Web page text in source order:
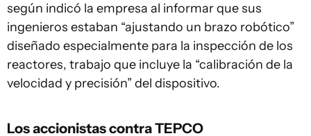
según indicó la empresa al informar que sus
ingenieros estaban “ajustando un brazo robótico”
diseñado especialmente para la inspección de los
reactores, trabajo que incluye la “calibración de la
velocidad y precisión” del dispositivo.
Los accionistas contra TEPCO